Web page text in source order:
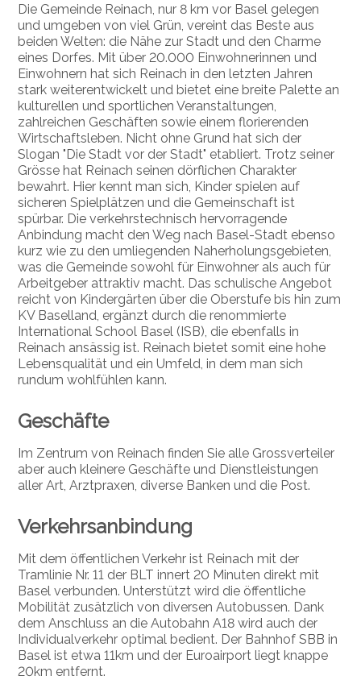
Die Gemeinde Reinach, nur 8 km vor Basel gelegen
und umgeben von viel Grün, vereint das Beste aus
beiden Welten: die Nähe zur Stadt und den Charme
eines Dorfes. Mit über 20.000 Einwohnerinnen und
Einwohnern hat sich Reinach in den letzten Jahren
stark weiterentwickelt und bietet eine breite Palette an
kulturellen und sportlichen Veranstaltungen,
zahlreichen Geschäften sowie einem florierenden
Wirtschaftsleben. Nicht ohne Grund hat sich der
Slogan "Die Stadt vor der Stadt" etabliert. Trotz seiner
Grösse hat Reinach seinen dörflichen Charakter
bewahrt. Hier kennt man sich, Kinder spielen auf
sicheren Spielplätzen und die Gemeinschaft ist
spürbar. Die verkehrstechnisch hervorragende
Anbindung macht den Weg nach Basel-Stadt ebenso
kurz wie zu den umliegenden Naherholungsgebieten,
was die Gemeinde sowohl für Einwohner als auch für
Arbeitgeber attraktiv macht. Das schulische Angebot
reicht von Kindergärten über die Oberstufe bis hin zum
KV Baselland, ergänzt durch die renommierte
International School Basel (ISB), die ebenfalls in
Reinach ansässig ist. Reinach bietet somit eine hohe
Lebensqualität und ein Umfeld, in dem man sich
rundum wohlfühlen kann.
Geschäfte
Im Zentrum von Reinach finden Sie alle Grossverteiler
aber auch kleinere Geschäfte und Dienstleistungen
aller Art, Arztpraxen, diverse Banken und die Post.
Verkehrsanbindung
Mit dem öffentlichen Verkehr ist Reinach mit der
Tramlinie Nr. 11 der BLT innert 20 Minuten direkt mit
Basel verbunden. Unterstützt wird die öffentliche
Mobilität zusätzlich von diversen Autobussen. Dank
dem Anschluss an die Autobahn A18 wird auch der
Individualverkehr optimal bedient. Der Bahnhof SBB in
Basel ist etwa 11km und der Euroairport liegt knappe
20km entfernt.